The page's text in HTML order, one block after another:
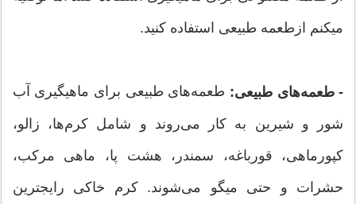
میکنم ازطعمه طبیعی استفاده کنید.
- طعمه‌های طبیعی: طعمه‌های طبیعی برای ماهیگیری آب
شور و شیرین به کار می‌روند و شامل کرم‌ها، زالو،
کپورماهی، قورباغه، سمندر، هشت پا، ماهی مرکب،
حشرات و حتی میگو می‌شوند. کرم خاکی رایجترین